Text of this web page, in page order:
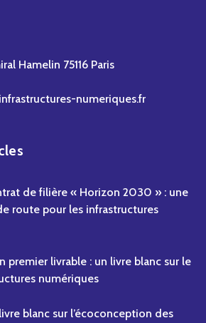
Hamelin 75116 Paris
numeriques.fr
de filière « Horizon 2030 » : une
route pour les infrastructures
premier livrable : un livre blanc sur le
numériques
blanc sur l’écoconception des